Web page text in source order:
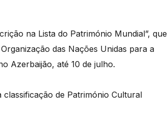
na Lista do Património Mundial”, que
das Nações Unidas para a
Azerbaijão, até 10 de julho.
de Património Cultural